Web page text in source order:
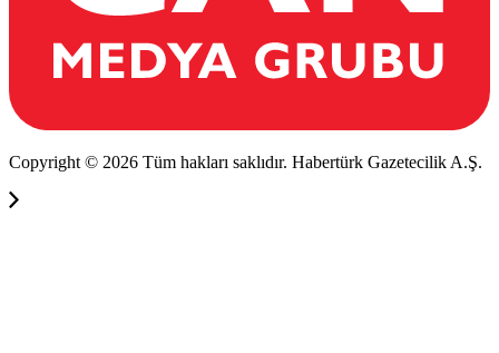
Copyright © 2026 Tüm hakları saklıdır. Habertürk Gazetecilik A.Ş.